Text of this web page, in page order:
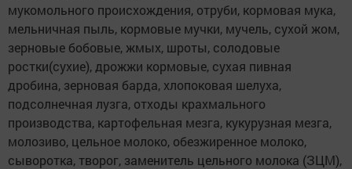
мукомольного происхождения, отруби, кормовая мука,
мельничная пыль, кормовые мучки, мучель, сухой жом,
зерновые бобовые, жмых, шроты, солодовые
ростки(сухие), дрожжи кормовые, сухая пивная
дробина, зерновая барда, хлопоковая шелуха,
подсолнечная лузга, отходы крахмального
производства, картофельная мезга, кукурузная мезга,
молозиво, цельное молоко, обезжиренное молоко,
сыворотка, творог, заменитель цельного молока (ЗЦМ),